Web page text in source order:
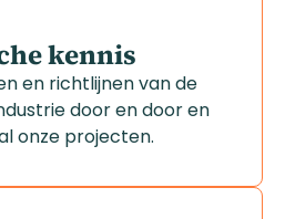
kennis
en richtlijnen van de
door en door en
onze projecten.